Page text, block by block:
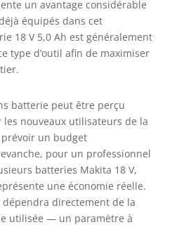
un avantage considérable
équipés dans cet
18 V 5,0 Ah est généralement
type d’outil afin de maximiser
batterie peut être perçu
nouveaux utilisateurs de la
un budget
pour un professionnel
batteries Makita 18 V,
une économie réelle.
dépendra directement de la
utilisée — un paramètre à